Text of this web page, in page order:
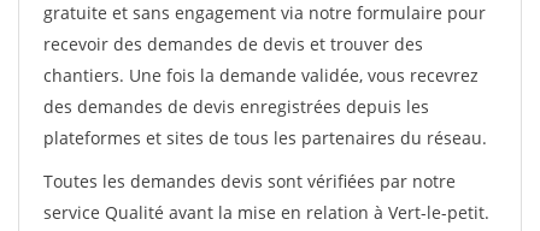
gratuite et sans engagement via notre formulaire pour
recevoir des demandes de devis et trouver des
chantiers. Une fois la demande validée, vous recevrez
des demandes de devis enregistrées depuis les
plateformes et sites de tous les partenaires du réseau.
Toutes les demandes devis sont vérifiées par notre
service Qualité avant la mise en relation à Vert-le-petit.